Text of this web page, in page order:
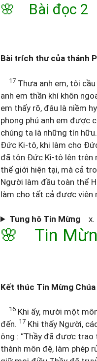
🌸 Bài đọc 2
Bài trích thư của thánh
17 Thưa anh em, tôi
anh em thần khí khôn
em thấy rõ, đâu là niềm
phong phú anh em được
chúng ta là những tín
Đức Ki-tô, khi làm cho
đã tôn Đức Ki-tô lên trên
thế giới hiện tại, mà cả
Người làm đầu toàn thể
làm cho tất cả được viên
Tung hô Tin Mừng x.
🌸 Tin
Kết thúc Tin Mừng
16 Khi ấy, mười một
đến. 17 Khi thấy Người,
ông : “Thầy đã được
thành môn đệ, làm phép